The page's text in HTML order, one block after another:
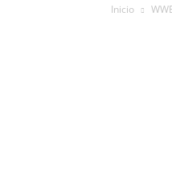
Inicio